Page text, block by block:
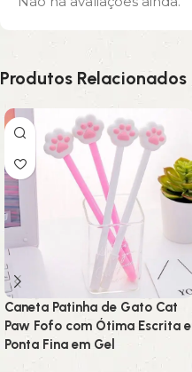
Produtos Relacionados
Caneta Patinha de Gato Cat
Paw Fofo com Ótima Escrita e
Ponta Fina em Gel